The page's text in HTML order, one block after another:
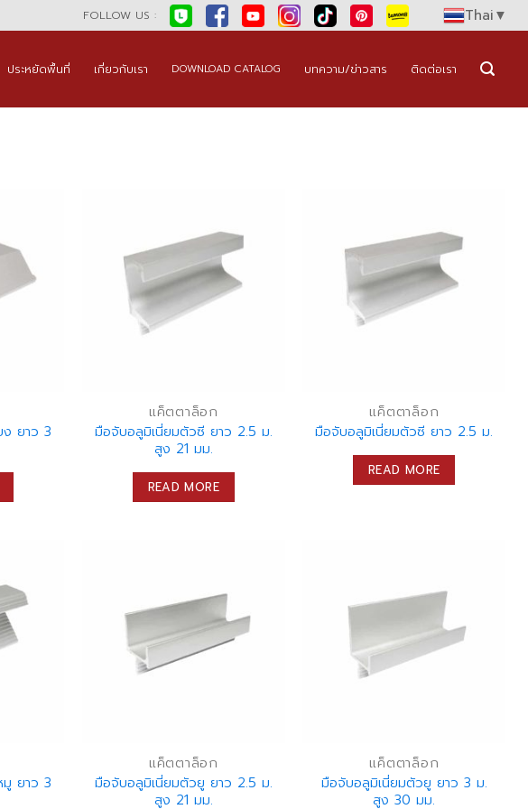
FOLLOW US : Thai▼
ประหยัดพื้นที่ เกี่ยวกับเรา DOWNLOAD CATALOG บทความ/ข่าวสาร ติดต่อเรา
ง ยาว 3
แค็ตตาล็อก
มือจับอลูมิเนี่ยมตัวซี ยาว 2.5 ม.
สูง 21 มม.
READ MORE
แค็ตตาล็อก
มือจับอลูมิเนี่ยมตัวซี ยาว 2.5 ม.
READ MORE
มู ยาว 3
แค็ตตาล็อก
มือจับอลูมิเนี่ยมตัวยู ยาว 2.5 ม.
สูง 21 มม.
แค็ตตาล็อก
มือจับอลูมิเนี่ยมตัวยู ยาว 3 ม.
สูง 30 มม.